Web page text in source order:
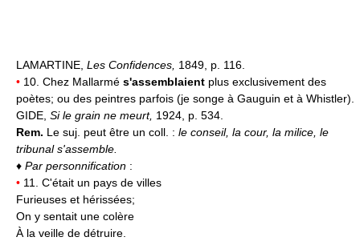
LAMARTINE, Les Confidences, 1849, p. 116.
• 10. Chez Mallarmé s'assemblaient plus exclusivement des
poètes; ou des peintres parfois (je songe à Gauguin et à Whistler).
GIDE, Si le grain ne meurt, 1924, p. 534.
Rem. Le suj. peut être un coll. : le conseil, la cour, la milice, le
tribunal s'assemble.
♦ Par personnification :
• 11. C'était un pays de villes
Furieuses et hérissées;
On y sentait une colère
À la veille de détruire.